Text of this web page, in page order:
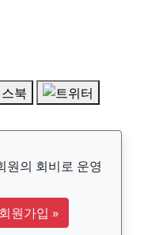
원의 회비로 운영
원가입 »